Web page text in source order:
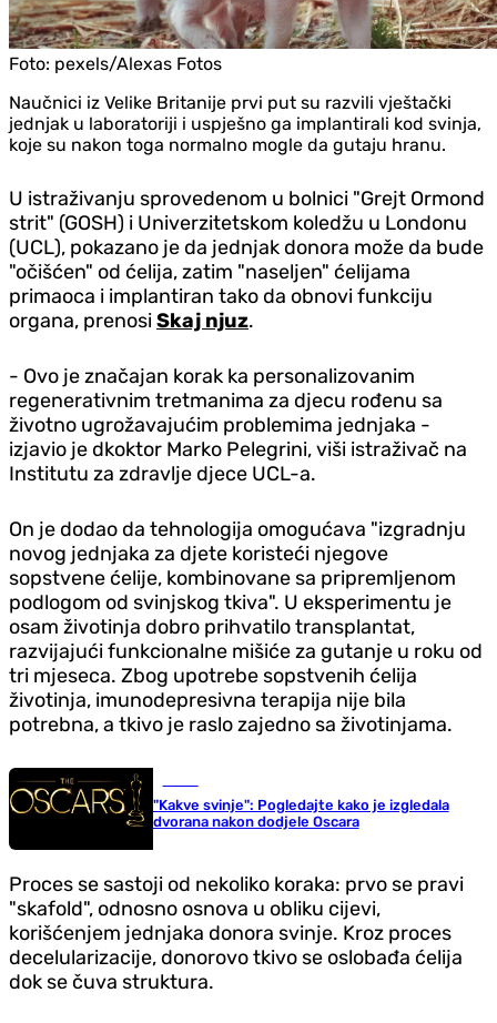
Foto: pexels/Alexas Fotos
Naučnici iz Velike Britanije prvi put su razvili vještački
jednjak u laboratoriji i uspješno ga implantirali kod svinja,
koje su nakon toga normalno mogle da gutaju hranu.
U istraživanju sprovedenom u bolnici "Grejt Ormond
strit" (GOSH) i Univerzitetskom koledžu u Londonu
(UCL), pokazano je da jednjak donora može da bude
"očišćen" od ćelija, zatim "naseljen" ćelijama
primaoca i implantiran tako da obnovi funkciju
organa, prenosiSkaj njuz.
- Ovo je značajan korak ka personalizovanim
regenerativnim tretmanima za djecu rođenu sa
životno ugrožavajućim problemima jednjaka -
izjavio je dkoktor Marko Pelegrini, viši istraživač na
Institutu za zdravlje djece UCL-a.
On je dodao da tehnologija omogućava "izgradnju
novog jednjaka za djete koristeći njegove
sopstvene ćelije, kombinovane sa pripremljenom
podlogom od svinjskog tkiva". U eksperimentu je
osam životinja dobro prihvatilo transplantat,
razvijajući funkcionalne mišiće za gutanje u roku od
tri mjeseca. Zbog upotrebe sopstvenih ćelija
životinja, imunodepresivna terapija nije bila
potrebna, a tkivo je raslo zajedno sa životinjama.
"Kakve svinje": Pogledajte kako je izgledala
dvorana nakon dodjele Oscara
Proces se sastoji od nekoliko koraka: prvo se pravi
"skafold", odnosno osnova u obliku cijevi,
korišćenjem jednjaka donora svinje. Kroz proces
decelularizacije, donorovo tkivo se oslobađa ćelija
dok se čuva struktura.